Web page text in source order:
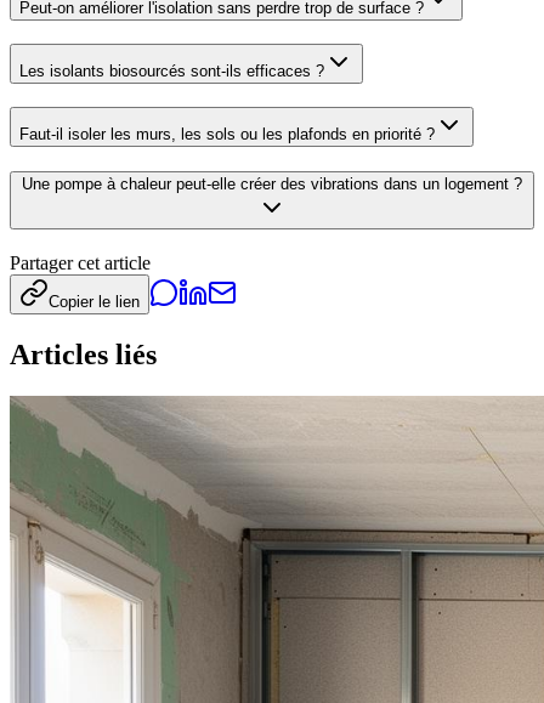
Peut-on améliorer l'isolation sans perdre trop de surface ?
Les isolants biosourcés sont-ils efficaces ?
Faut-il isoler les murs, les sols ou les plafonds en priorité ?
Une pompe à chaleur peut-elle créer des vibrations dans un logement ?
Partager cet article
Copier le lien
Articles liés